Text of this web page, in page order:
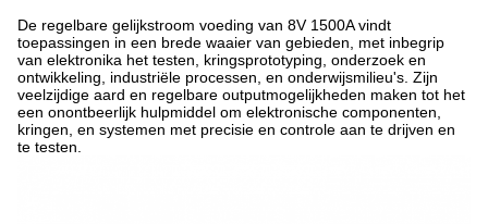
De regelbare gelijkstroom voeding van 8V 1500A vindt
toepassingen in een brede waaier van gebieden, met inbegrip
van elektronika het testen, kringsprototyping, onderzoek en
ontwikkeling, industriële processen, en onderwijsmilieu's. Zijn
veelzijdige aard en regelbare outputmogelijkheden maken tot het
een onontbeerlijk hulpmiddel om elektronische componenten,
kringen, en systemen met precisie en controle aan te drijven en
te testen.